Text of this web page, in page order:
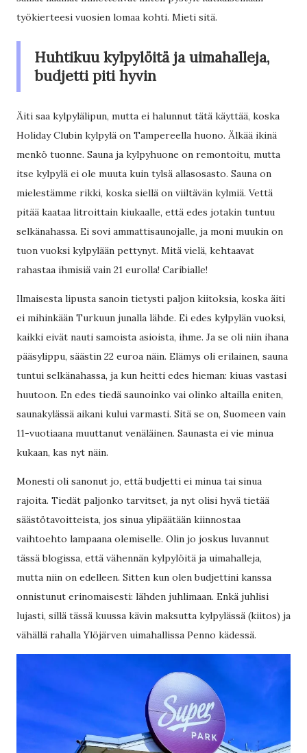
työkierteesi vuosien lomaa kohti. Mieti sitä.
Huhtikuu kylpylöitä ja uimahalleja,
budjetti piti hyvin
Äiti saa kylpylälipun, mutta ei halunnut tätä käyttää, koska
Holiday Clubin kylpylä on Tampereella huono. Älkää ikinä
menkö tuonne. Sauna ja kylpyhuone on remontoitu, mutta
itse kylpylä ei ole muuta kuin tylsä allasosasto. Sauna on
mielestämme rikki, koska siellä on viiltävän kylmiä. Vettä
pitää kaataa litroittain kiukaalle, että edes jotakin tuntuu
selkänahassa. Ei sovi ammattisaunojalle, ja moni muukin on
tuon vuoksi kylpylään pettynyt. Mitä vielä, kehtaavat
rahastaa ihmisiä vain 21 eurolla! Caribialle!
Ilmaisesta lipusta sanoin tietysti paljon kiitoksia, koska äiti
ei mihinkään Turkuun junalla lähde. Ei edes kylpylän vuoksi,
kaikki eivät nauti samoista asioista, ihme. Ja se oli niin ihana
pääsylippu, säästin 22 euroa näin. Elämys oli erilainen, sauna
tuntui selkänahassa, ja kun heitti edes hieman: kiuas vastasi
huutoon. En edes tiedä saunoinko vai olinko altailla eniten,
saunakylässä aikani kului varmasti. Sitä se on, Suomeen vain
11-vuotiaana muuttanut venäläinen. Saunasta ei vie minua
kukaan, kas nyt näin.
Monesti oli sanonut jo, että budjetti ei minua tai sinua
rajoita. Tiedät paljonko tarvitset, ja nyt olisi hyvä tietää
säästötavoitteista, jos sinua ylipäätään kiinnostaa
vaihtoehto lampaana olemiselle. Olin jo joskus luvannut
tässä blogissa, että vähennän kylpylöitä ja uimahalleja,
mutta niin on edelleen. Sitten kun olen budjettini kanssa
onnistunut erinomaisesti: lähden juhlimaan. Enkä juhlisi
lujasti, sillä tässä kuussa kävin maksutta kylpylässä (kiitos) ja
vähällä rahalla Ylöjärven uimahallissa Penno kädessä.